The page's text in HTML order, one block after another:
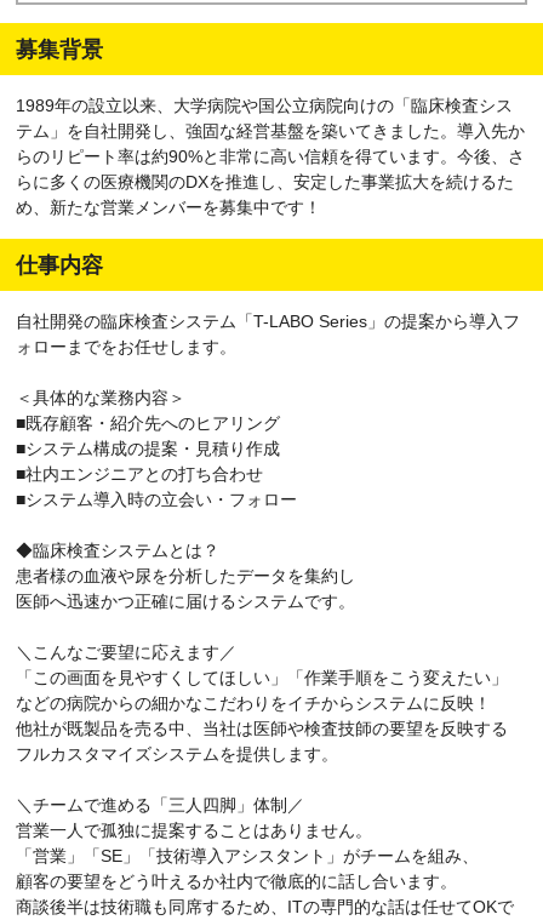
募集背景
1989年の設立以来、大学病院や国公立病院向けの「臨床検査シス
テム」を自社開発し、強固な経営基盤を築いてきました。導入先か
らのリピート率は約90%と非常に高い信頼を得ています。今後、さ
らに多くの医療機関のDXを推進し、安定した事業拡大を続けるた
め、新たな営業メンバーを募集中です！
仕事内容
自社開発の臨床検査システム「T-LABO Series」の提案から導入フ
ォローまでをお任せします。
＜具体的な業務内容＞
■既存顧客・紹介先へのヒアリング
■システム構成の提案・見積り作成
■社内エンジニアとの打ち合わせ
■システム導入時の立会い・フォロー
◆臨床検査システムとは？
患者様の血液や尿を分析したデータを集約し
医師へ迅速かつ正確に届けるシステムです。
＼こんなご要望に応えます／
「この画面を見やすくしてほしい」「作業手順をこう変えたい」
などの病院からの細かなこだわりをイチからシステムに反映！
他社が既製品を売る中、当社は医師や検査技師の要望を反映する
フルカスタマイズシステムを提供します。
＼チームで進める「三人四脚」体制／
営業一人で孤独に提案することはありません。
「営業」「SE」「技術導入アシスタント」がチームを組み、
顧客の要望をどう叶えるか社内で徹底的に話し合います。
商談後半は技術職も同席するため、ITの専門的な話は任せてOKで